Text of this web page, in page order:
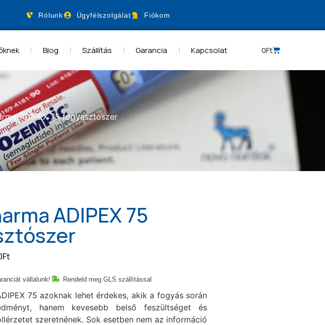
Rólunk Ügyfélszolgálat Fiókom
Blog Szállítás Garancia Kapcsolat 0Ft
ADIPEX 75 fogyasztószer
ADIPEX 75
Ft
vállalunk! Rendeld meg GLS szállítással
75 azoknak lehet érdekes, akik a fogyás során
hanem kevesebb belső feszültséget és
szeretnének. Sok esetben nem az információ